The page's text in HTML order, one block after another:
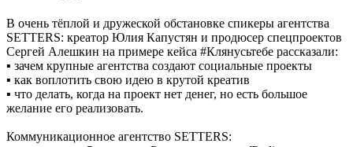
В очень тёплой и дружеской обстановке спикеры агентства
SETTERS: креатор Юлия Капустян и продюсер спецпроектов
Сергей Алешкин на примере кейса #Клянусьтебе рассказали:
▪️ зачем крупные агентства создают социальные проекты
▪️ как воплотить свою идею в крутой креатив
▪️ что делать, когда на проект нет денег, но есть большое
желание его реализовать.
Коммуникационное агентство SETTERS: